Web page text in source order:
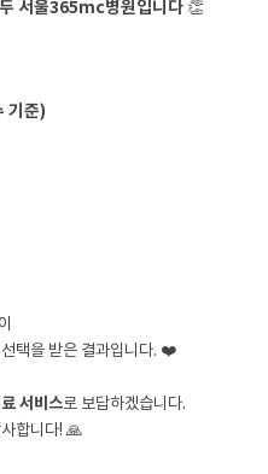
서울365mc병원입니다 👏
기준)
택을 받은 결과입니다. ❤️
서비스로 보답하겠습니다.
합니다! 🙏